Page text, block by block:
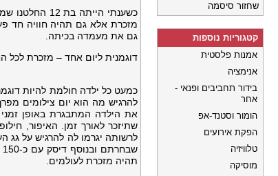
כשענתי
מזכרת אלא גם תהיה חוויה חד
גם את מעמדה בכיתה.
דוגמנית ליום אחד – מזכרת לכל
כמעט כל ילדה חולמת להיות
להרגיש מה הוא יום צילומים
את הילדה המתבגרת באופן זמני
שתיזכר לאורך זמן. האיפור,
לרשותה יגרמו לה להרגיש על גג
תהיה מזכרת לעולמים.
שחזור סיסמה
קטגוריות נוספות
אמנות פלסטית
אנימציה
בידור תחביבים ופנאי -
אחר
הומור וסטנד-אפ
הפקת אירועים
טלוויזיה
מוסיקה